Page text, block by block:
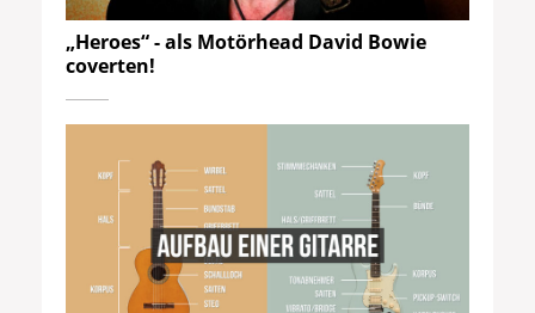
„Heroes“ - als Motörhead David Bowie
coverten!